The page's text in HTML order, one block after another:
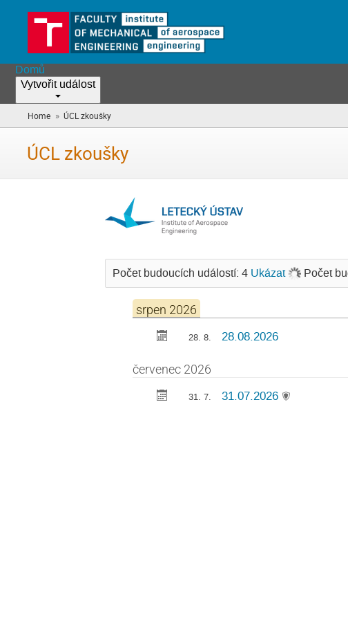
Domů
Vytvořit událost
Home » ÚCL zkoušky
are
ÚCL zkoušky
Počet budoucích událostí: 4 Ukázat Počet
srpen 2026
28. 8. 28.08.2026
červenec 2026
31. 7. 31.07.2026